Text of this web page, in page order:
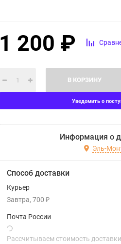
1 200 ₽
В КОРЗИНУ
Уведомить о
Информация о
Эль-
Способ доставки
Курьер
Завтра 700 ₽
Почта России
Рассчитываем стоимость